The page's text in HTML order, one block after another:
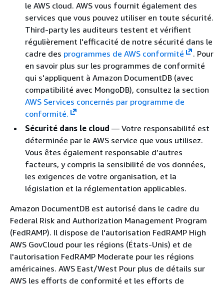
le AWS cloud. AWS vous fournit également des
services que vous pouvez utiliser en toute sécurité.
Third-party les auditeurs testent et vérifient
régulièrement l'efficacité de notre sécurité dans le
cadre des programmes de AWS conformité
. Pour
en savoir plus sur les programmes de conformité
qui s'appliquent à Amazon DocumentDB (avec
compatibilité avec MongoDB), consultez la section
AWS Services concernés par programme de
conformité.
Sécurité dans le cloud — Votre responsabilité est
déterminée par le AWS service que vous utilisez.
Vous êtes également responsable d’autres
facteurs, y compris la sensibilité de vos données,
les exigences de votre organisation, et la
législation et la réglementation applicables.
Amazon DocumentDB est autorisé dans le cadre du
Federal Risk and Authorization Management Program
(FedRAMP). Il dispose de l'autorisation FedRAMP High
AWS GovCloud pour les régions (États-Unis) et de
l'autorisation FedRAMP Moderate pour les régions
américaines. AWS East/West Pour plus de détails sur
AWS les efforts de conformité et les efforts de